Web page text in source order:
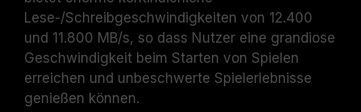
Lese-/Schreibgeschwindigkeiten von 12.400
und 11.800 MB/s, so dass Nutzer eine grandiose
Geschwindigkeit beim Starten von Spielen
erreichen und unbeschwerte Spielerlebnisse
genießen können.